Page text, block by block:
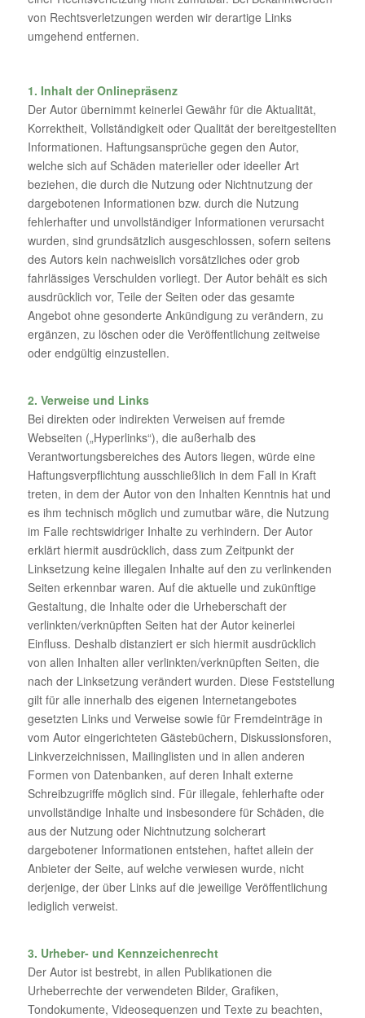
von Rechtsverletzungen werden wir derartige Links
umgehend entfernen.
1. Inhalt der Onlinepräsenz
Der Autor übernimmt keinerlei Gewähr für die Aktualität,
Korrektheit, Vollständigkeit oder Qualität der bereitgestellten
Informationen. Haftungsansprüche gegen den Autor,
welche sich auf Schäden materieller oder ideeller Art
beziehen, die durch die Nutzung oder Nichtnutzung der
dargebotenen Informationen bzw. durch die Nutzung
fehlerhafter und unvollständiger Informationen verursacht
wurden, sind grundsätzlich ausgeschlossen, sofern seitens
des Autors kein nachweislich vorsätzliches oder grob
fahrlässiges Verschulden vorliegt. Der Autor behält es sich
ausdrücklich vor, Teile der Seiten oder das gesamte
Angebot ohne gesonderte Ankündigung zu verändern, zu
ergänzen, zu löschen oder die Veröffentlichung zeitweise
oder endgültig einzustellen.
2. Verweise und Links
Bei direkten oder indirekten Verweisen auf fremde
Webseiten („Hyperlinks“), die außerhalb des
Verantwortungsbereiches des Autors liegen, würde eine
Haftungsverpflichtung ausschließlich in dem Fall in Kraft
treten, in dem der Autor von den Inhalten Kenntnis hat und
es ihm technisch möglich und zumutbar wäre, die Nutzung
im Falle rechtswidriger Inhalte zu verhindern. Der Autor
erklärt hiermit ausdrücklich, dass zum Zeitpunkt der
Linksetzung keine illegalen Inhalte auf den zu verlinkenden
Seiten erkennbar waren. Auf die aktuelle und zukünftige
Gestaltung, die Inhalte oder die Urheberschaft der
verlinkten/verknüpften Seiten hat der Autor keinerlei
Einfluss. Deshalb distanziert er sich hiermit ausdrücklich
von allen Inhalten aller verlinkten/verknüpften Seiten, die
nach der Linksetzung verändert wurden. Diese Feststellung
gilt für alle innerhalb des eigenen Internetangebotes
gesetzten Links und Verweise sowie für Fremdeinträge in
vom Autor eingerichteten Gästebüchern, Diskussionsforen,
Linkverzeichnissen, Mailinglisten und in allen anderen
Formen von Datenbanken, auf deren Inhalt externe
Schreibzugriffe möglich sind. Für illegale, fehlerhafte oder
unvollständige Inhalte und insbesondere für Schäden, die
aus der Nutzung oder Nichtnutzung solcherart
dargebotener Informationen entstehen, haftet allein der
Anbieter der Seite, auf welche verwiesen wurde, nicht
derjenige, der über Links auf die jeweilige Veröffentlichung
lediglich verweist.
3. Urheber- und Kennzeichenrecht
Der Autor ist bestrebt, in allen Publikationen die
Urheberrechte der verwendeten Bilder, Grafiken,
Tondokumente, Videosequenzen und Texte zu beachten,